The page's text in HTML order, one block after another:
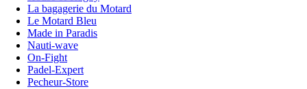
La bagagerie du Motard
Le Motard Bleu
Made in Paradis
Nauti-wave
On-Fight
Padel-Expert
Pecheur-Store